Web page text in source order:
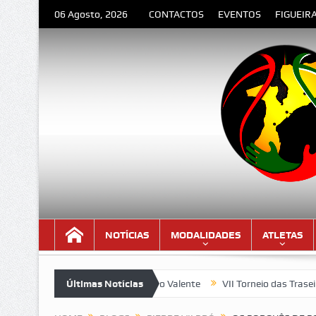
06 Agosto, 2026 CONTACTOS EVENTOS
NOTÍCIAS MODALIDADES ATLETAS
Últimas Notícias
– Poema de Orlando Valente VII Torneio das Traseiras –